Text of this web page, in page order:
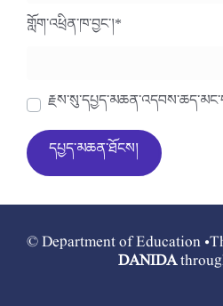
གློག་འཕྲིན་ཁ་བྱང་།*
© Department of Education
DANIDA